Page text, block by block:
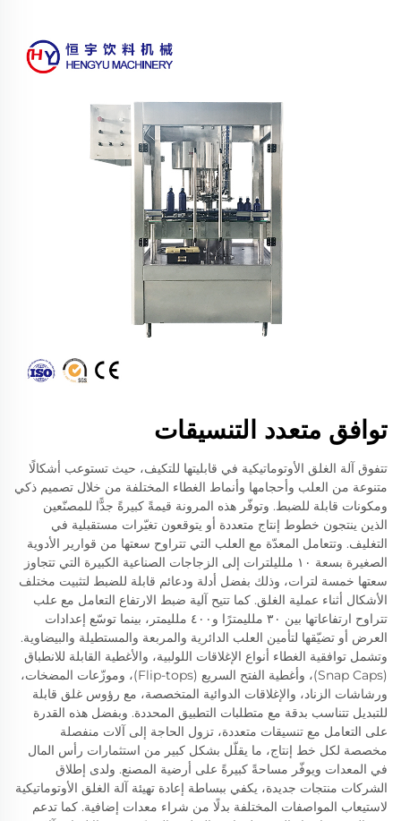
توافق متعدد التنسيقات
تتفوق آلة الغلق الأوتوماتيكية في قابليتها للتكيف، حيث تستوعب أشكالًا
متنوعة من العلب وأحجامها وأنماط الغطاء المختلفة من خلال تصميم ذكي
ومكونات قابلة للضبط. وتوفّر هذه المرونة قيمةً كبيرةً جدًّا للمصنّعين
الذين ينتجون خطوط إنتاج متعددة أو يتوقعون تغيّرات مستقبلية في
التغليف. وتتعامل المعدّة مع العلب التي تتراوح سعتها من قوارير الأدوية
الصغيرة بسعة ١٠ ملليلترات إلى الزجاجات الصناعية الكبيرة التي تتجاوز
سعتها خمسة لترات، وذلك بفضل أدلة ودعائم قابلة للضبط لتثبيت مختلف
الأشكال أثناء عملية الغلق. كما تتيح آلية ضبط الارتفاع التعامل مع علب
تتراوح ارتفاعاتها بين ٣٠ ملليمترًا و٤٠٠ ملليمتر، بينما توسّع إعدادات
العرض أو تضيّقها لتأمين العلب الدائرية والمربعة والمستطيلة والبيضاوية.
وتشمل توافقية الغطاء أنواع الإغلاقات اللولبية، والأغطية القابلة للانطباق
(Snap Caps)، وأغطية الفتح السريع (Flip-tops)، وموزّعات المضخات،
ورشاشات الزناد، والإغلاقات الدوائية المتخصصة، مع رؤوس غلق قابلة
للتبديل تتناسب بدقة مع متطلبات التطبيق المحددة. وبفضل هذه القدرة
على التعامل مع تنسيقات متعددة، تزول الحاجة إلى آلات منفصلة
مخصصة لكل خط إنتاج، ما يقلّل بشكل كبير من استثمارات رأس المال
في المعدات ويوفّر مساحةً كبيرةً على أرضية المصنع. ولدى إطلاق
الشركات منتجات جديدة، يكفي ببساطة إعادة تهيئة آلة الغلق الأوتوماتيكية
لاستيعاب المواصفات المختلفة بدلًا من شراء معدات إضافية. كما تدعم